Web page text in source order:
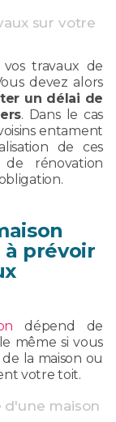
sur votre
travaux de
devez alors
un délai de
. Dans le cas
entament
de ces
rénovation
prévoir
dépend de
même si vous
la maison ou
votre toit.
maison